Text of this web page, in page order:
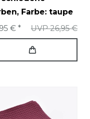
, Farbe: taupe
UVP 26,95 €
€ *